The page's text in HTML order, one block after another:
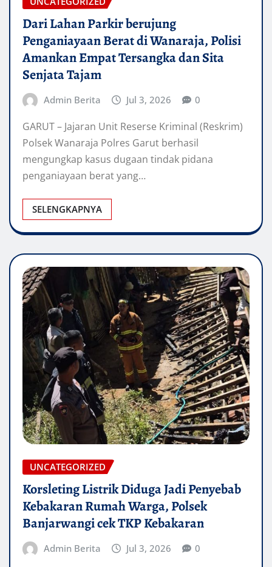
Dari Lahan Parkir berujung
Penganiayaan Berat di Wanaraja, Polisi
Amankan Empat Tersangka dan Sita
Senjata Tajam
Admin Berita Jul 3, 2026 0
GARUT – Jajaran Unit Reserse Kriminal (Reskrim)
Polsek Wanaraja Polres Garut berhasil
mengungkap kasus dugaan tindak pidana
penganiayaan berat yang…
SELENGKAPNYA
UNCATEGORIZED
Korsleting Listrik Diduga Jadi Penyebab
Kebakaran Rumah Warga, Polsek
Banjarwangi cek TKP Kebakaran
Admin Berita Jul 3, 2026 0